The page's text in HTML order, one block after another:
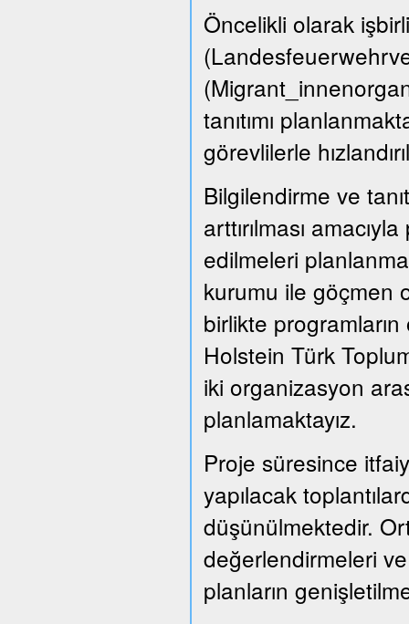
Öncelikli olarak
tanıtımı
görevlilerle
Bilgilendirme ve
arttırılması
edilmeleri
kurumu ile göçmen
birlikte
Holstein Türk
iki organizasyon
planlamaktayız.
Proje süresince
yapılacak
düşünülmektedir.
değerlendirmeleri
planların